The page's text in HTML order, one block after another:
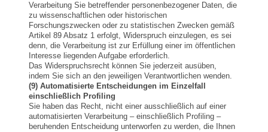
Verarbeitung Sie betreffender personenbezogener Daten, die
zu wissenschaftlichen oder historischen
Forschungszwecken oder zu statistischen Zwecken gemäß
Artikel 89 Absatz 1 erfolgt, Widerspruch einzulegen, es sei
denn, die Verarbeitung ist zur Erfüllung einer im öffentlichen
Interesse liegenden Aufgabe erforderlich.
Das Widerspruchsrecht können Sie jederzeit ausüben,
indem Sie sich an den jeweiligen Verantwortlichen wenden.
(9) Automatisierte Entscheidungen im Einzelfall
einschließlich Profiling
Sie haben das Recht, nicht einer ausschließlich auf einer
automatisierten Verarbeitung – einschließlich Profiling –
beruhenden Entscheidung unterworfen zu werden, die Ihnen